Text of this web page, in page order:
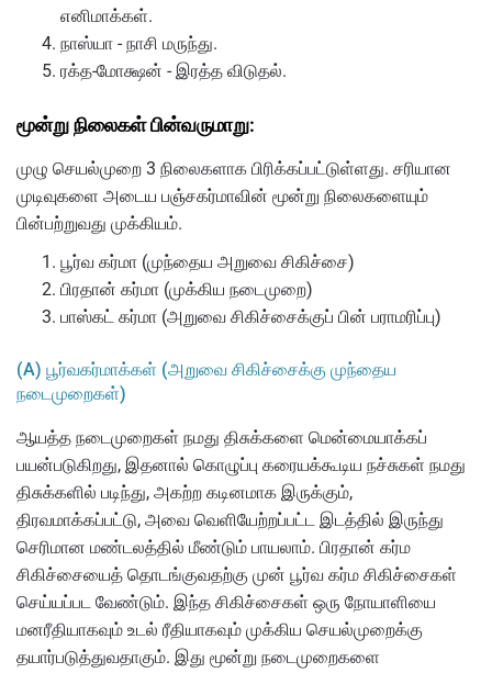
எனிமாக்கள்.
நாஸ்யா - நாசி மருந்து.
ரக்த-மோக்ஷன் - இரத்த விடுதல்.
மூன்று நிலைகள் பின்வருமாறு:
முழு செயல்முறை 3 நிலைகளாக பிரிக்கப்பட்டுள்ளது. சரியான
முடிவுகளை அடைய பஞ்சகர்மாவின் மூன்று நிலைகளையும்
பின்பற்றுவது முக்கியம்.
பூர்வ கர்மா (முந்தைய அறுவை சிகிச்சை)
பிரதான் கர்மா (முக்கிய நடைமுறை)
பாஸ்கட் கர்மா (அறுவை சிகிச்சைக்குப் பின் பராமரிப்பு)
(A) பூர்வகர்மாக்கள் (அறுவை சிகிச்சைக்கு முந்தைய
நடைமுறைகள்)
ஆயத்த நடைமுறைகள் நமது திசுக்களை மென்மையாக்கப்
பயன்படுகிறது, இதனால் கொழுப்பு கரையக்கூடிய நச்சுகள் நமது
திசுக்களில் படிந்து, அகற்ற கடினமாக இருக்கும்,
திரவமாக்கப்பட்டு, அவை வெளியேற்றப்பட்ட இடத்தில் இருந்து
செரிமான மண்டலத்தில் மீண்டும் பாயலாம். பிரதான் கர்ம
சிகிச்சையைத் தொடங்குவதற்கு முன் பூர்வ கர்ம சிகிச்சைகள்
செய்யப்பட வேண்டும். இந்த சிகிச்சைகள் ஒரு நோயாளியை
மனரீதியாகவும் உடல் ரீதியாகவும் முக்கிய செயல்முறைக்கு
தயார்படுத்துவதாகும். இது மூன்று நடைமுறைகளை